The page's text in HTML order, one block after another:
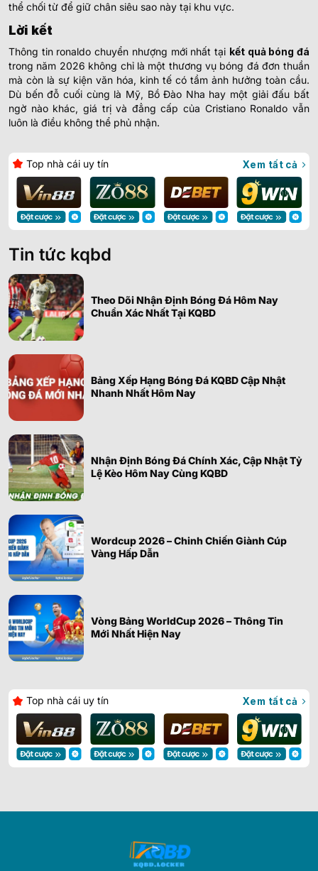
thể chối từ để giữ chân siêu sao này tại khu vực.
Lời kết
Thông tin ronaldo chuyển nhượng mới nhất tại kết quả bóng đá
trong năm 2026 không chỉ là một thương vụ bóng đá đơn thuần
mà còn là sự kiện văn hóa, kinh tế có tầm ảnh hưởng toàn cầu.
Dù bến đỗ cuối cùng là Mỹ, Bồ Đào Nha hay một giải đấu bất
ngờ nào khác, giá trị và đẳng cấp của Cristiano Ronaldo vẫn
luôn là điều không thể phủ nhận.
Top nhà cái uy tín Xem tất cả
Tin tức kqbd
Theo Dõi Nhận Định Bóng Đá Hôm Nay
Chuẩn Xác Nhất Tại KQBD
Bảng Xếp Hạng Bóng Đá KQBD Cập Nhật
Nhanh Nhất Hôm Nay
Nhận Định Bóng Đá Chính Xác, Cập Nhật Tỷ
Lệ Kèo Hôm Nay Cùng KQBD
Wordcup 2026 – Chinh Chiến Giành Cúp
Vàng Hấp Dẫn
Vòng Bảng WorldCup 2026 – Thông Tin
Mới Nhất Hiện Nay
Top nhà cái uy tín Xem tất cả